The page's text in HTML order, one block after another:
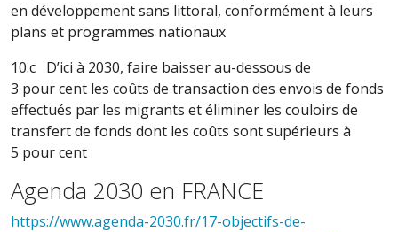
en développement sans littoral, conformément à leurs
plans et programmes nationaux
10.c D’ici à 2030, faire baisser au-dessous de
3 pour cent les coûts de transaction des envois de fonds
effectués par les migrants et éliminer les couloirs de
transfert de fonds dont les coûts sont supérieurs à
5 pour cent
Agenda 2030 en FRANCE
https://www.agenda-2030.fr/17-objectifs-de-